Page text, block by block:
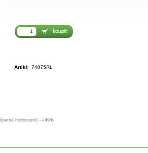
Artikl: 74075RL
hodnocení) - 4494x